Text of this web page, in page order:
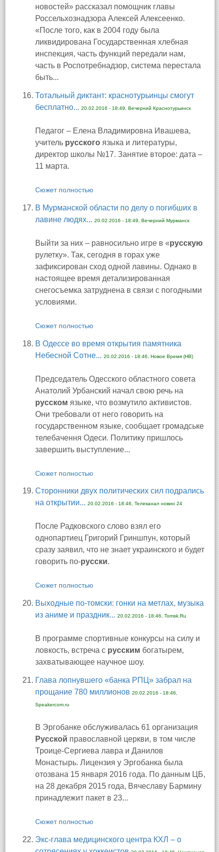
новостей» рассказал помощник главы
Россельхознадзора Алексей Алексеенко.
«После того, как в 2004 году была
ликвидирована Государственная хлебная
инспекция, часть функций передали нам,
часть в Роспотребнадзор, система перестала
быть...
Тотальный диктант: краснотурьинцы смогут
бесплатно... 20.02.2016 - 18:49, Вечерний Краснотурьинск
Педагог – Елена Владимировна Ивашева,
учитель русского языка и литературы,
директор школы №17. Занятие второе: дата –
11 марта.
Сюжет полностью
В Мурманской области по делу о погибших в
лавине людях... 20.02.2016 - 18:49, Вечерний Мурманск
Выйти за них – равносильно игре в «русскую
рулетку». Так, сегодня в горах уже
зафиксирован сход одной лавины. Однако в
настоящее время детализированная
снегосъемка затруднена в связи с погодными
условиями.
Сюжет полностью
В Одессе во время открытия памятника
Небесной Сотне... 20.02.2016 - 18:46, Новое Время (НВ)
Председатель Одесского областного совета
Анатолий Урбанский начал свою речь на
русском языке, что возмутило активистов.
Они требовали от него говорить на
государственном языке, сообщает громадське
телебачення Одеси. Политику пришлось
завершить выступление...
Сюжет полностью
Сторонники двух политических сил подрались
на открытии... 20.02.2016 - 18:46, Телеканал новин 24
После Радковского слово взял его
однопартиец Григорий Гриншпун, который
сразу заявил, что не знает украинского и будет
говорить по-русски.
Сюжет полностью
Выходные по-томски: гонки на метлах, музыка
из аниме и праздник... 20.02.2016 - 18:46, Tomsk.Ru
В программе спортивные конкурсы на силу и
ловкость, встреча с русским богатырем,
захватывающее научное шоу.
Глава лопнувшего «банка РПЦ» забрал на
прощание 780 миллионов 20.02.2016 - 18:46,
Speakercom.ru
В Эргобанке обслуживалась 61 организация
Русской православной церкви, в том числе
Троице-Сергиева лавра и Данилов
Монастырь. Лицензия у Эргобанка была
отозвана 15 января 2016 года. По данным ЦБ,
на 28 декабря 2015 года, Вячеславу Бармину
принадлежит пакет в 23...
Сюжет полностью
Экс-глава медицинского центра КХЛ – о